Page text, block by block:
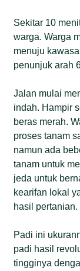
Sekitar 10
warga. Warga
menuju
penunjuk arah
Jalan mulai
indah. Hampir
beras merah.
proses tanam
namun ada
tanam untuk
jeda untuk
kearifan lokal
hasil pertanian.
Padi ini
padi hasil
tingginya